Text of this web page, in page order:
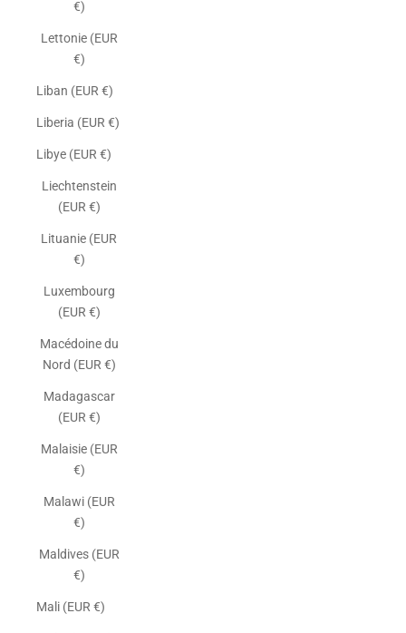
€)
Lettonie (EUR
€)
Liban (EUR €)
Liberia (EUR €)
Libye (EUR €)
Liechtenstein
(EUR €)
Lituanie (EUR
€)
Luxembourg
(EUR €)
Macédoine du
Nord (EUR €)
Madagascar
(EUR €)
Malaisie (EUR
€)
Malawi (EUR
€)
Maldives (EUR
€)
Mali (EUR €)